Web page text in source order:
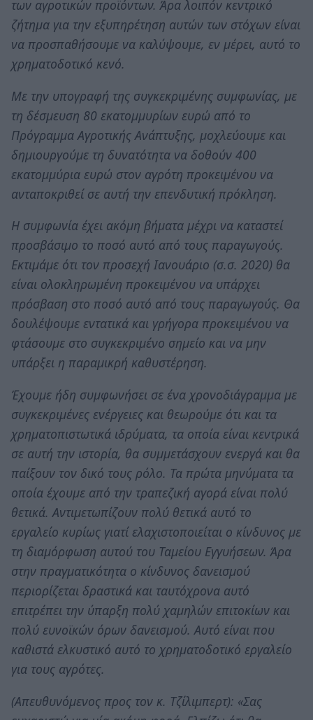
των αγροτικών προϊόντων. Άρα λοιπόν κεντρικό
ζήτημα για την εξυπηρέτηση αυτών των στόχων είναι
να προσπαθήσουμε να καλύψουμε, εν μέρει, αυτό το
χρηματοδοτικό κενό.
Με την υπογραφή της συγκεκριμένης συμφωνίας, με
τη δέσμευση 80 εκατομμυρίων ευρώ από το
Πρόγραμμα Αγροτικής Ανάπτυξης, μοχλεύουμε και
δημιουργούμε τη δυνατότητα να δοθούν 400
εκατομμύρια ευρώ στον αγρότη προκειμένου να
ανταποκριθεί σε αυτή την επενδυτική πρόκληση.
Η συμφωνία έχει ακόμη βήματα μέχρι να καταστεί
προσβάσιμο το ποσό αυτό από τους παραγωγούς.
Εκτιμάμε ότι τον προσεχή Ιανουάριο (σ.σ. 2020) θα
είναι ολοκληρωμένη προκειμένου να υπάρχει
πρόσβαση στο ποσό αυτό από τους παραγωγούς. Θα
δουλέψουμε εντατικά και γρήγορα προκειμένου να
φτάσουμε στο συγκεκριμένο σημείο και να μην
υπάρξει η παραμικρή καθυστέρηση.
Έχουμε ήδη συμφωνήσει σε ένα χρονοδιάγραμμα με
συγκεκριμένες ενέργειες και θεωρούμε ότι και τα
χρηματοπιστωτικά ιδρύματα, τα οποία είναι κεντρικά
σε αυτή την ιστορία, θα συμμετάσχουν ενεργά και θα
παίξουν τον δικό τους ρόλο. Τα πρώτα μηνύματα τα
οποία έχουμε από την τραπεζική αγορά είναι πολύ
θετικά. Αντιμετωπίζουν πολύ θετικά αυτό το
εργαλείο κυρίως γιατί ελαχιστοποιείται ο κίνδυνος με
τη διαμόρφωση αυτού του Ταμείου Εγγυήσεων. Άρα
στην πραγματικότητα ο κίνδυνος δανεισμού
περιορίζεται δραστικά και ταυτόχρονα αυτό
επιτρέπει την ύπαρξη πολύ χαμηλών επιτοκίων και
πολύ ευνοϊκών όρων δανεισμού. Αυτό είναι που
καθιστά ελκυστικό αυτό το χρηματοδοτικό εργαλείο
για τους αγρότες.
(Απευθυνόμενος προς τον κ. Τζίλιμπερτ): «Σας